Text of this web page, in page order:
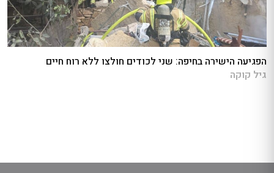
הפגיעה הישירה בחיפה: שני לכודים חולצו ללא רוח חיים
גיל קוקה